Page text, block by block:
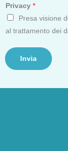
Privacy *
Presa visione
al trattamento dei
Invia